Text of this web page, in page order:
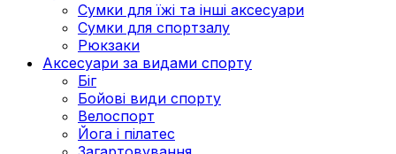
Сумки для їжі та інші аксесуари
Сумки для спортзалу
Рюкзаки
Аксесуари за видами спорту
Біг
Бойові види спорту
Велоспорт
Йога і пілатес